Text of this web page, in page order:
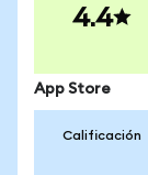
4.4
App Store
Calificación